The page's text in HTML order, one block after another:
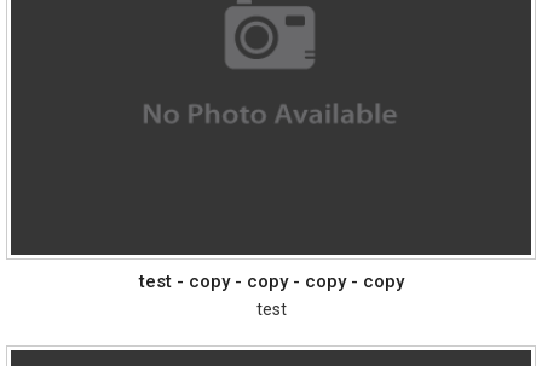
test - copy - copy - copy - copy
test